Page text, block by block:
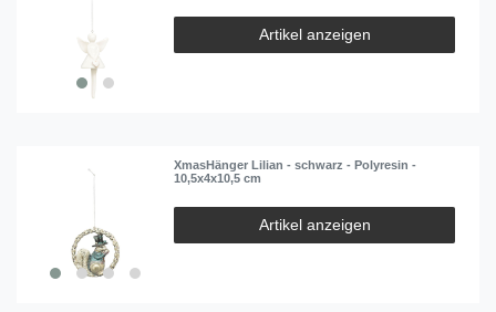
Artikel anzeigen
XmasHänger Lilian - schwarz - Polyresin -
10,5x4x10,5 cm
Artikel anzeigen